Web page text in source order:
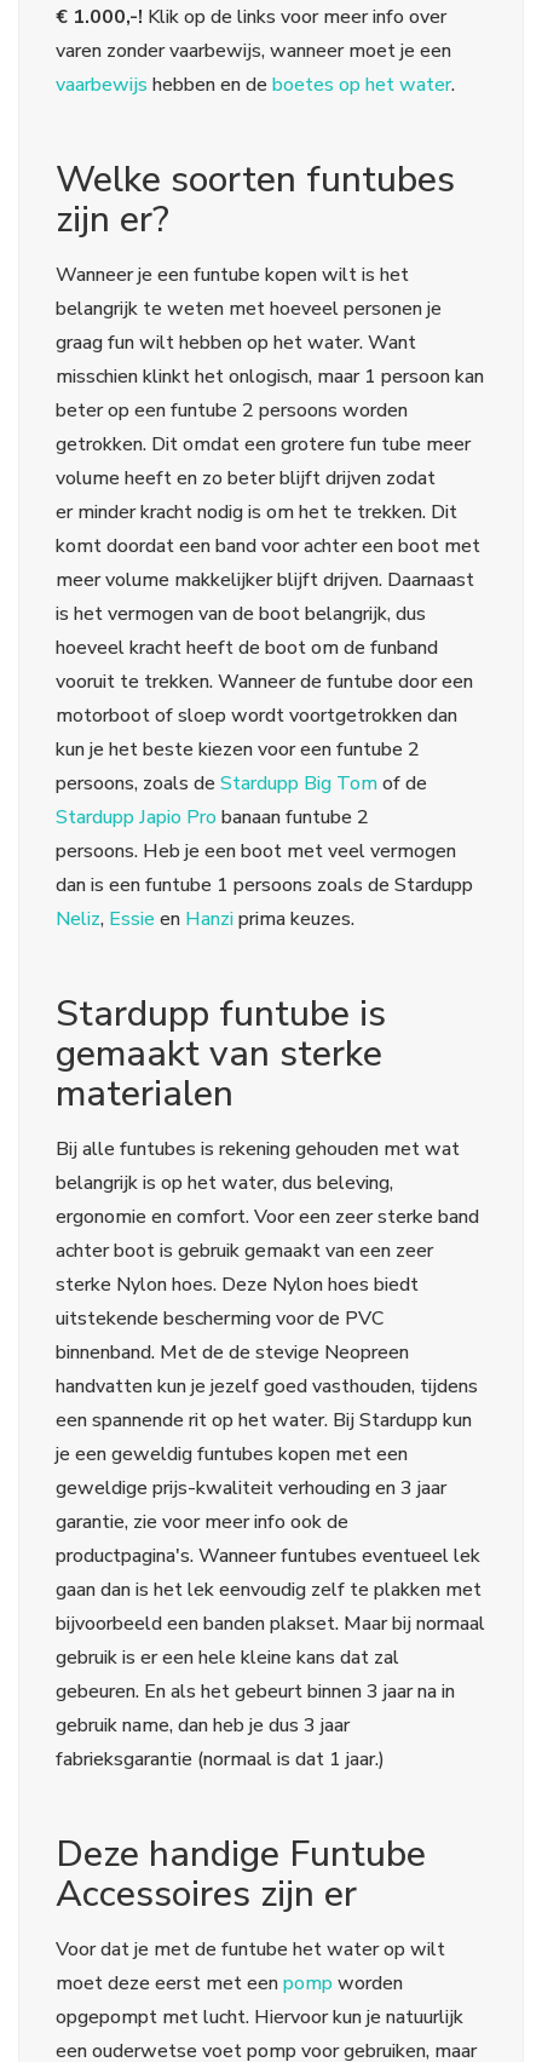
€ 1.000,-! Klik op de links voor meer info over
varen zonder vaarbewijs, wanneer moet je een
vaarbewijs hebben en de boetes op het water.
Welke soorten funtubes
zijn er?
Wanneer je een funtube kopen wilt is het
belangrijk te weten met hoeveel personen je
graag fun wilt hebben op het water. Want
misschien klinkt het onlogisch, maar 1 persoon kan
beter op een funtube 2 persoons worden
getrokken. Dit omdat een grotere fun tube meer
volume heeft en zo beter blijft drijven zodat
er minder kracht nodig is om het te trekken. Dit
komt doordat een band voor achter een boot met
meer volume makkelijker blijft drijven. Daarnaast
is het vermogen van de boot belangrijk, dus
hoeveel kracht heeft de boot om de funband
vooruit te trekken. Wanneer de funtube door een
motorboot of sloep wordt voortgetrokken dan
kun je het beste kiezen voor een funtube 2
persoons, zoals de Stardupp Big Tomof de
Stardupp Japio Pro banaan funtube 2
persoons. Heb je een boot met veel vermogen
dan is een funtube 1 persoons zoals de Stardupp
Neliz, Essieen Hanziprima keuzes.
Stardupp funtube is
gemaakt van sterke
materialen
Bij alle funtubes is rekening gehouden met wat
belangrijk is op het water, dus beleving,
ergonomie en comfort. Voor een zeer sterke band
achter boot is gebruik gemaakt van een zeer
sterke Nylon hoes. Deze Nylon hoes biedt
uitstekende bescherming voor de PVC
binnenband. Met de de stevige Neopreen
handvatten kun je jezelf goed vasthouden, tijdens
een spannende rit op het water. Bij Stardupp kun
je een geweldig funtubes kopen met een
geweldige prijs-kwaliteit verhouding en 3 jaar
garantie, zie voor meer info ook de
productpagina's. Wanneer funtubes eventueel lek
gaan dan is het lek eenvoudig zelf te plakken met
bijvoorbeeld een banden plakset. Maar bij normaal
gebruik is er een hele kleine kans dat zal
gebeuren. En als het gebeurt binnen 3 jaar na in
gebruik name, dan heb je dus 3 jaar
fabrieksgarantie (normaal is dat 1 jaar.)
Deze handige Funtube
Accessoires zijn er
Voor dat je met de funtube het water op wilt
moet deze eerst met eenpomp worden
opgepompt met lucht. Hiervoor kun je natuurlijk
een ouderwetse voet pomp voor gebruiken, maar